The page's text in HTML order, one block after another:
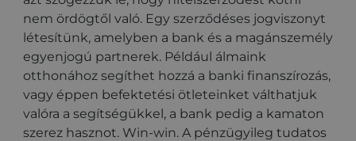
nem ördögtől való. Egy szerződéses jogviszonyt
létesítünk, amelyben a bank és a magánszemély
egyenjogú partnerek. Például álmaink
otthonához segíthet hozzá a banki finanszírozás,
vagy éppen befektetési ötleteinket válthatjuk
valóra a segítségükkel, a bank pedig a kamaton
szerez hasznot. Win-win. A pénzügyileg tudatos